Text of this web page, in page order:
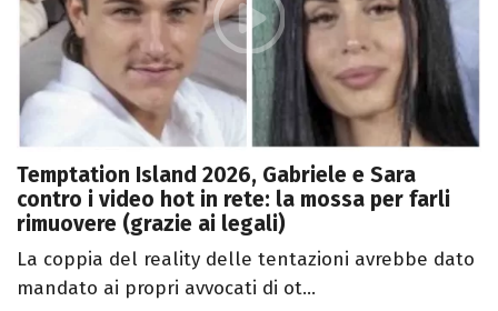
Temptation Island 2026, Gabriele e Sara
contro i video hot in rete: la mossa per farli
rimuovere (grazie ai legali)
La coppia del reality delle tentazioni avrebbe dato
mandato ai propri avvocati di ot...